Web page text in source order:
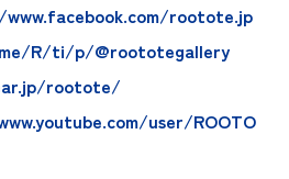
rootote.jp
R/ti/p/@roototegallery
rootote/
user/ROOTO